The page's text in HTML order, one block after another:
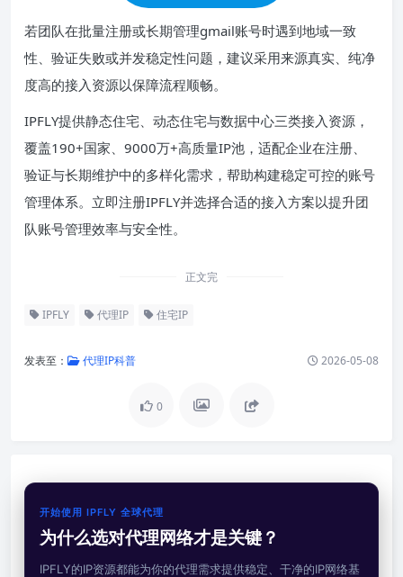
若团队在批量注册或长期管理gmail账号时遇到地域一致
性、验证失败或并发稳定性问题，建议采用来源真实、纯净
度高的接入资源以保障流程顺畅。
IPFLY提供静态住宅、动态住宅与数据中心三类接入资源，
覆盖190+国家、9000万+高质量IP池，适配企业在注册、
验证与长期维护中的多样化需求，帮助构建稳定可控的账号
管理体系。立即注册IPFLY并选择合适的接入方案以提升团
队账号管理效率与安全性。
正文完
IPFLY 代理IP 住宅IP
发表至： 代理IP科普 2026-05-08
0
开始使用 IPFLY 全球代理
为什么选对代理网络才是关键？
IPFLY的IP资源都能为你的代理需求提供稳定、干净的IP网络基